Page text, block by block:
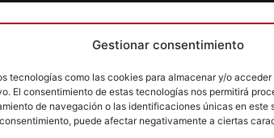
Gestionar consentimiento
tecnologías como las cookies para almacenar y/o
El consentimiento de estas tecnologías nos permitirá
de navegación o las identificaciones únicas en este
puede afectar negativamente a ciertas